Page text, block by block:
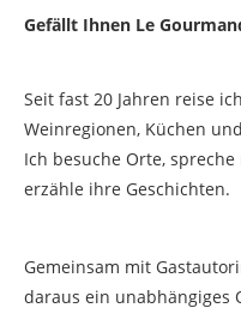
Gefällt Ihnen Le
Seit fast 20 Jahren reise
Weinregionen, Küchen
Ich besuche Orte,
erzähle ihre Geschichten.
Gemeinsam mit
daraus ein unabhängiges